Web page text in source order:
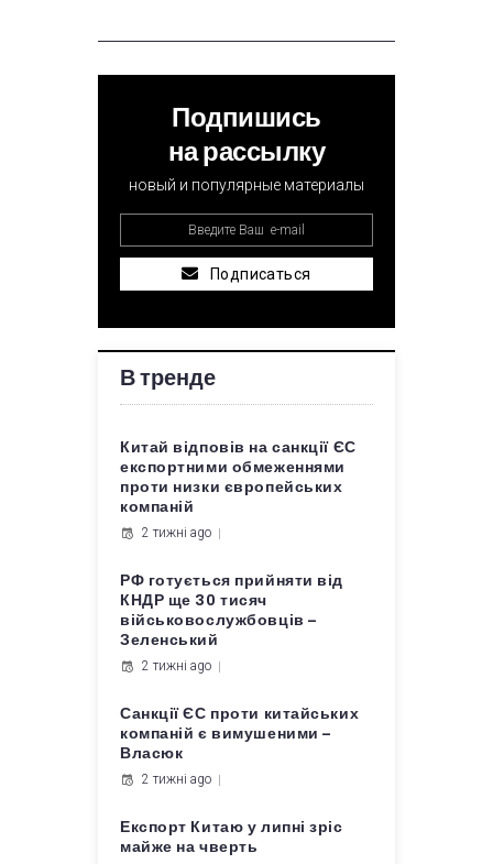
Подпишись
на рассылку
новый и популярные материалы
Подписаться
В тренде
Китай відповів на санкції ЄС
експортними обмеженнями
проти низки європейських
компаній
2 тижні ago
РФ готується прийняти від
КНДР ще 30 тисяч
військовослужбовців –
Зеленський
2 тижні ago
Санкції ЄС проти китайських
компаній є вимушеними –
Власюк
2 тижні ago
Експорт Китаю у липні зріс
майже на чверть